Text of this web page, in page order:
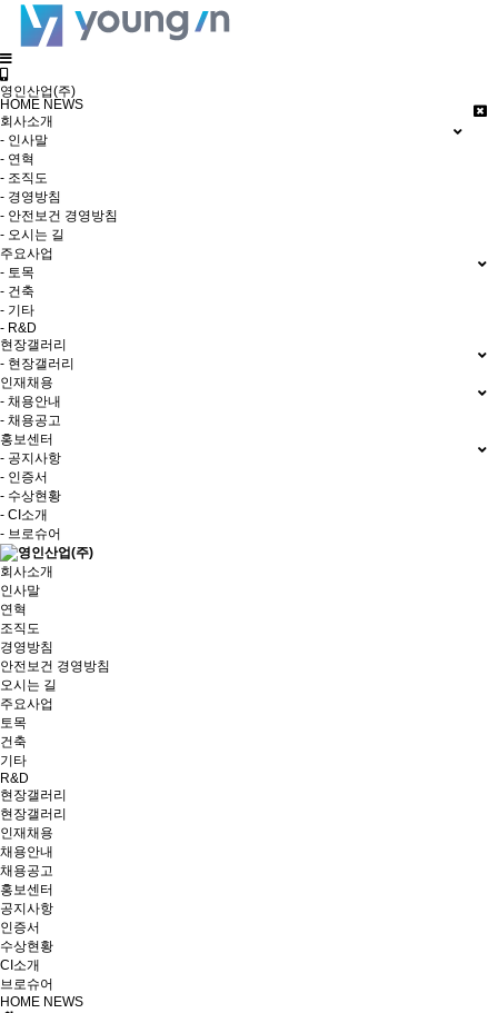
영인산업(주)
HOME NEWS
회사소개
- 인사말
- 연혁
- 조직도
- 경영방침
- 안전보건 경영방침
- 오시는 길
주요사업
- 토목
- 건축
- 기타
- R&D
현장갤러리
- 현장갤러리
인재채용
- 채용안내
- 채용공고
홍보센터
- 공지사항
- 인증서
- 수상현황
- CI소개
- 브로슈어
회사소개
인사말
연혁
조직도
경영방침
안전보건 경영방침
오시는 길
주요사업
토목
건축
기타
R&D
현장갤러리
현장갤러리
인재채용
채용안내
채용공고
홍보센터
공지사항
인증서
수상현황
CI소개
브로슈어
HOME NEWS